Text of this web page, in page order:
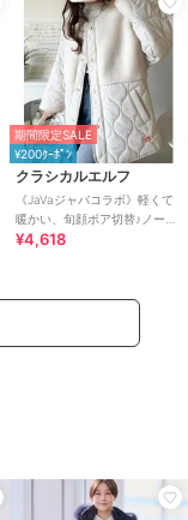
期間限定SALE
¥200ｸｰﾎﾟﾝ
クラシカルエルフ
《JaVaジャバコラボ》軽くて
暖かい、旬顔ボア切替♪ノーカ
ラーひょうたんキルティング
¥4,618